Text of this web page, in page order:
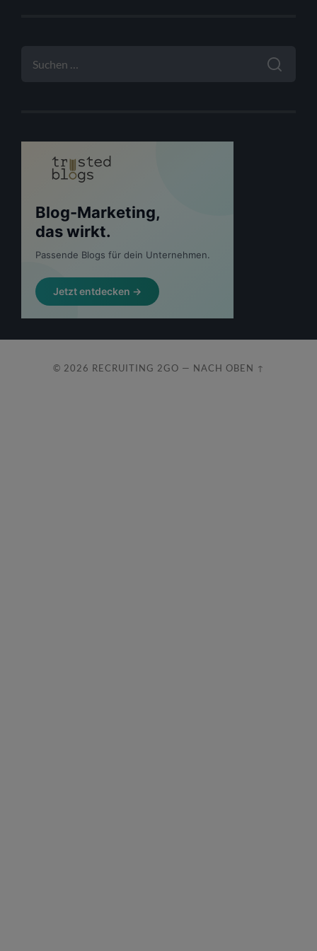
NACH:
© 2026 RECRUITING 2GO — NACH OBEN ↑